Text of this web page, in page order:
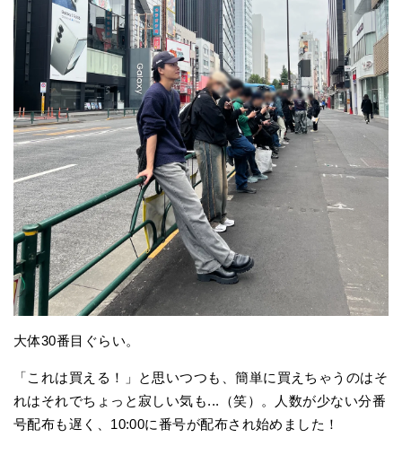
大体30番目ぐらい。
「これは買える！」と思いつつも、簡単に買えちゃうのはそ
れはそれでちょっと寂しい気も...（笑）。人数が少ない分番
号配布も遅く、10:00に番号が配布され始めました！